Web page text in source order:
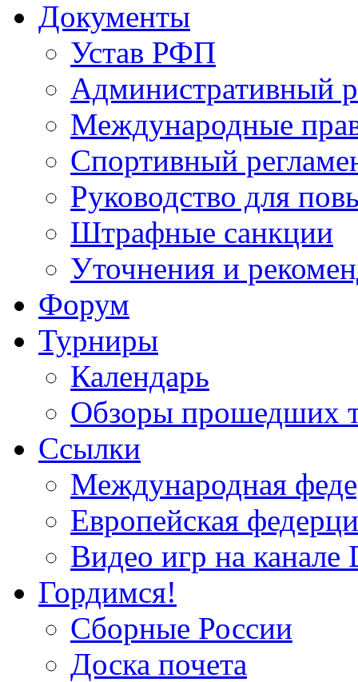
Документы
Устав РФП
Административный
Международные
Спортивный
Руководство для
Штрафные санкции
Уточнения и
Форум
Турниры
Календарь
Обзоры прошедших
Ссылки
Международная
Европейская
Видео игр на
Гордимся!
Сборные России
Доска почета